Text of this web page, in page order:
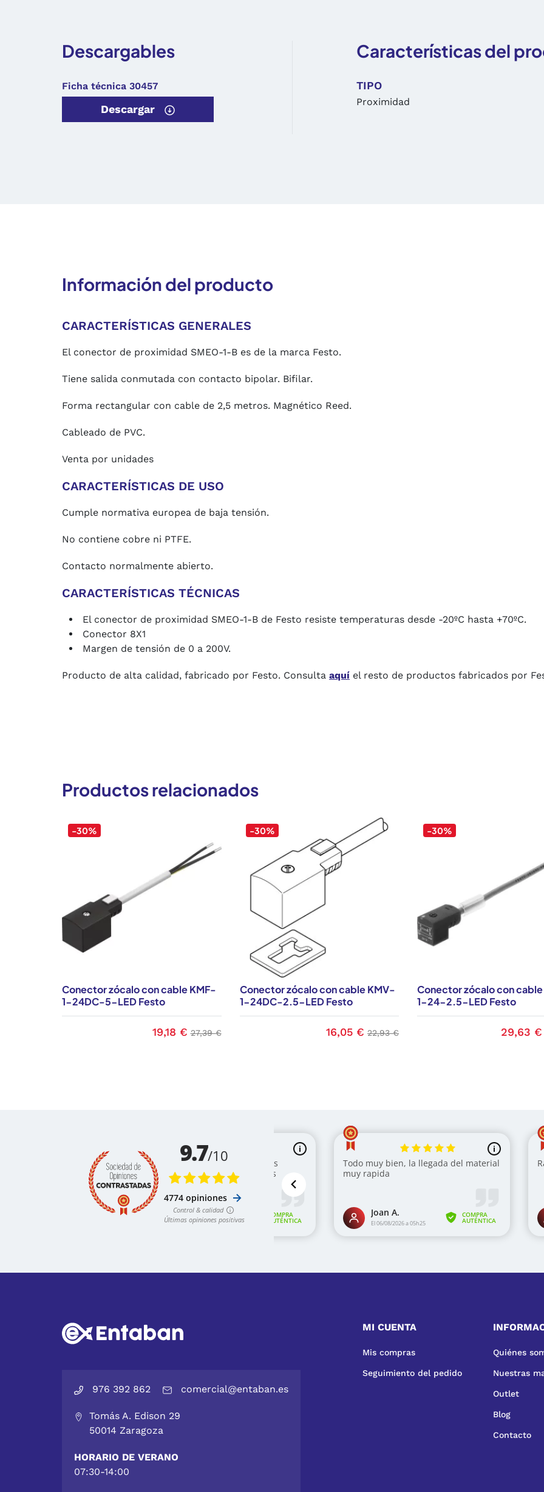
Descargables
Ficha técnica 30457
Descargar
Características del
TIPO
Proximidad
Información del producto
CARACTERÍSTICAS GENERALES
El conector de proximidad SMEO-1-B es de la marca Festo.
Tiene salida conmutada con contacto bipolar. Bifilar.
Forma rectangular con cable de 2,5 metros. Magnético Reed.
Cableado de PVC.
Venta por unidades
CARACTERÍSTICAS DE USO
Cumple normativa europea de baja tensión.
No contiene cobre ni PTFE.
Contacto normalmente abierto.
CARACTERÍSTICAS TÉCNICAS
El conector de proximidad SMEO-1-B de Festo resiste temperaturas desde -20ºC hasta +70ºC.
Conector 8X1
Margen de tensión de 0 a 200V.
Producto de alta calidad, fabricado por Festo. Consulta aquí el resto de productos fabricados por
Productos relacionados
Conector zócalo con cable KMF-
1-24DC-5-LED Festo
-30%
Precio
19,18 € Precio base
27,39 €
Conector zócalo con cable KMV-
1-24DC-2.5-LED Festo
-30%
Precio
16,05 € Precio base
22,93 €
Conector zócalo con
1-24-2.5-LED Festo
-30%
Precio
29,63 €
976 392 862 comercial@entaban.es
Tomás A. Edison 29
50014 Zaragoza
HORARIO DE VERANO
07:30-14:00
MI CUENTA
Mis compras
Seguimiento del pedido
Quiénes
Nuestras
Outlet
Blog
Contacto